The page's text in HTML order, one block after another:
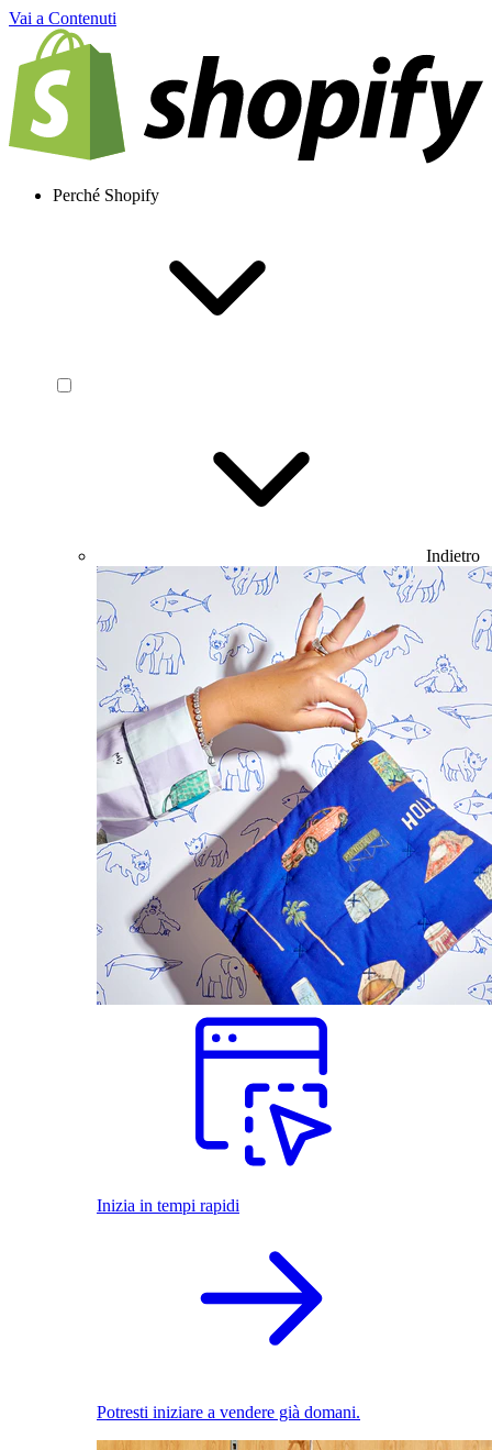
Vai a Contenuti
Perché Shopify
Indietro
Inizia in tempi rapidi
Potresti iniziare a vendere già domani.